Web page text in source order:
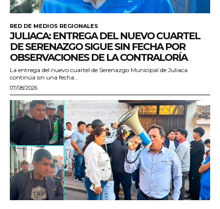
RED DE MEDIOS REGIONALES
JULIACA: ENTREGA DEL NUEVO CUARTEL
DE SERENAZGO SIGUE SIN FECHA POR
OBSERVACIONES DE LA CONTRALORÍA
La entrega del nuevo cuartel de Serenazgo Municipal de Juliaca
continúa sin una fecha...
07/08/2026